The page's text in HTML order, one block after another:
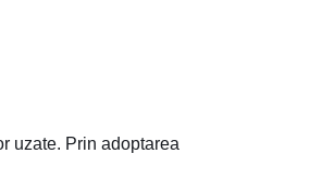
uzate. Prin adoptarea